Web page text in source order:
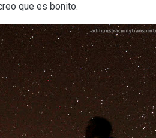
que es bonito.